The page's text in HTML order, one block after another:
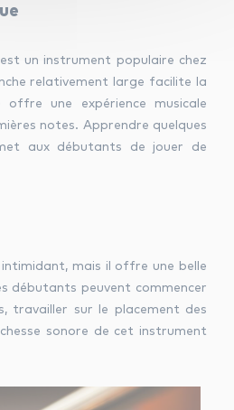
un instrument populaire chez
relativement large facilite la
une expérience musicale
notes. Apprendre quelques
aux débutants de jouer de
mais il offre une belle
débutants peuvent commencer
travailler sur le placement des
sonore de cet instrument